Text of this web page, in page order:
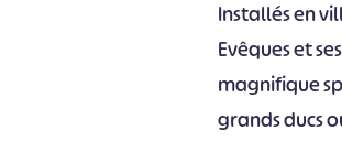
Installés en
Evêques et
magnifique
grands ducs